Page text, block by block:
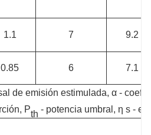
1.1 7 9.2
0.85 6 7.1
de emisión estimulada, α -
Pth - potencia umbral, η s -